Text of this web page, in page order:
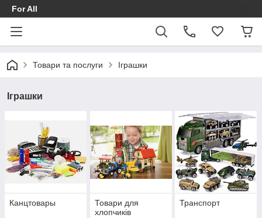
For All
Товари та послуги Іграшки
Іграшки
Канцтовары
Товари для
хлопчиків
Транспорт